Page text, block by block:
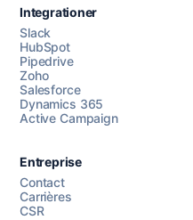
Chattez avec nous
Integrationer
Slack
HubSpot
Pipedrive
Zoho
Salesforce
Dynamics 365
Active Campaign
Entreprise
Contact
Carrières
CSR